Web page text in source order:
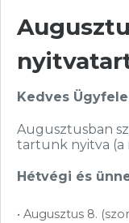
Nagy
50 000 Ft
Kedves
Augusztusban
tartunk nyitva (a
Hétvégi és
• Augusztus 8.